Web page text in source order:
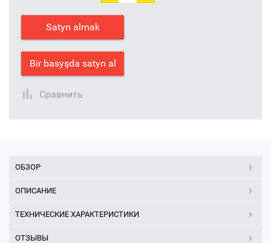
Satyn almak
Bir basyşda satyn al
Сравнить
ОБЗОР
ОПИСАНИЕ
ТЕХНИЧЕСКИЕ ХАРАКТЕРИСТИКИ
ОТЗЫВЫ